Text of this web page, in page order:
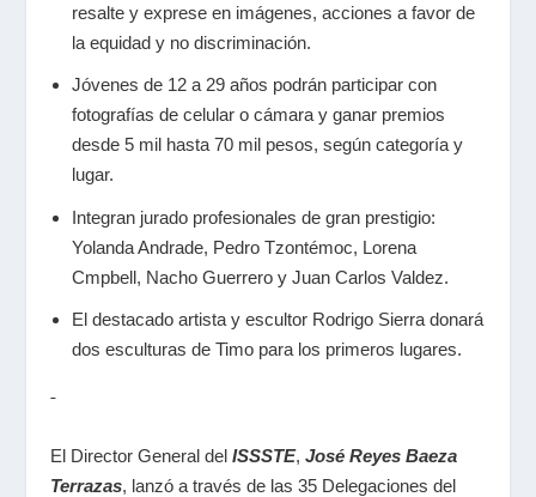
resalte y exprese en imágenes, acciones a favor de
la equidad y no discriminación.
Jóvenes de 12 a 29 años podrán participar con
fotografías de celular o cámara y ganar premios
desde 5 mil hasta 70 mil pesos, según categoría y
lugar.
Integran jurado profesionales de gran prestigio:
Yolanda Andrade, Pedro Tzontémoc, Lorena
Cmpbell, Nacho Guerrero y Juan Carlos Valdez.
El destacado artista y escultor Rodrigo Sierra donará
dos esculturas de Timo para los primeros lugares.
El Director General delISSSTE,José Reyes Baeza
Terrazas, lanzó a través de las 35 Delegaciones del